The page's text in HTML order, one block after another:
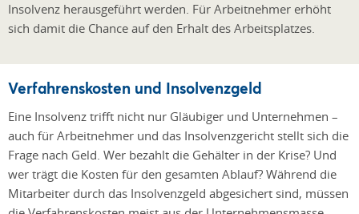
Insolvenz herausgeführt werden. Für Arbeitnehmer erhöht
sich damit die Chance auf den Erhalt des Arbeitsplatzes.
Verfahrenskosten und Insolvenzgeld
Eine Insolvenz trifft nicht nur Gläubiger und Unternehmen –
auch für Arbeitnehmer und das Insolvenzgericht stellt sich die
Frage nach Geld. Wer bezahlt die Gehälter in der Krise? Und
wer trägt die Kosten für den gesamten Ablauf? Während die
Mitarbeiter durch das Insolvenzgeld abgesichert sind, müssen